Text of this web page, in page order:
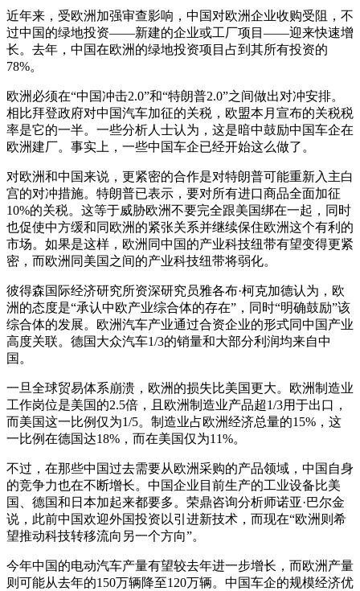
近年来，受欧洲加强审查影响，中国对欧洲企业收购受阻，不
过中国的绿地投资——新建的企业或工厂项目——迎来快速增
长。去年，中国在欧洲的绿地投资项目占到其所有投资的
78%。
欧洲必须在“中国冲击2.0”和“特朗普2.0”之间做出对冲安排。
相比拜登政府对中国汽车加征的关税，欧盟本月宣布的关税税
率是它的一半。一些分析人士认为，这是暗中鼓励中国车企在
欧洲建厂。事实上，一些中国车企已经开始这么做了。
对欧洲和中国来说，更紧密的合作是对特朗普可能重新入主白
宫的对冲措施。特朗普已表示，要对所有进口商品全面加征
10%的关税。这等于威胁欧洲不要完全跟美国绑在一起，同时
也促使中方缓和同欧洲的紧张关系并继续保住欧洲这个有利的
市场。如果是这样，欧洲同中国的产业科技纽带有望变得更紧
密，而欧洲同美国之间的产业科技纽带将弱化。
彼得森国际经济研究所资深研究员雅各布·柯克加德认为，欧
洲的态度是“承认中欧产业综合体的存在”，同时“明确鼓励”该
综合体的发展。欧洲汽车产业通过合资企业的形式同中国产业
高度关联。德国大众汽车1/3的销量和大部分利润均来自中
国。
一旦全球贸易体系崩溃，欧洲的损失比美国更大。欧洲制造业
工作岗位是美国的2.5倍，且欧洲制造业产品超1/3用于出口，
而美国这一比例仅为1/5。制造业占欧洲经济总量的15%，这
一比例在德国达18%，而在美国仅为11%。
不过，在那些中国过去需要从欧洲采购的产品领域，中国自身
的竞争力也在不断增长。中国企业目前生产的工业设备比美
国、德国和日本加起来都要多。荣鼎咨询分析师诺亚·巴尔金
说，此前中国欢迎外国投资以引进新技术，而现在“欧洲则希
望推动科技转移流向另一个方向”。
今年中国的电动汽车产量有望较去年进一步增长，而欧洲产量
则可能从去年的150万辆降至120万辆。中国车企的规模经济优